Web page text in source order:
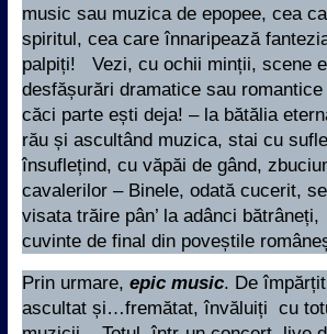
music sau muzica de epopee, cea
spiritul, cea care înnaripează
palpiți! Vezi, cu ochii minții, scene
desfășurări dramatice sau
căci parte ești deja! – la bătălia
rău și ascultând muzica, stai cu
însuflețind, cu văpăi de gând,
cavalerilor – Binele, odată cucerit,
visata trăire pân’ la adânci
cuvinte de final din poveștile
Prin urmare, epic music. De
ascultat și…fremătat, învăluiți cu